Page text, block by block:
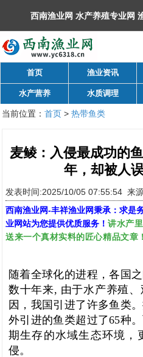
首页 渔业资讯
水产营养 水质调理
当前位置： 首页> 热带鱼类
麦鲮：入侵最成功的
年，却被人
发表时间:2025/10/05 07:55:54 来
西南渔业网-丰祥渔业网秉承：求是
业网站为您提供优质服务！ 讲水产
送来一个真材实料的匠心精品文章！
随着全球化的进程，各国
数十年来, 由于水产养殖
因，我国引进了许多鱼类
外引进的鱼类超过了65种
期生存的水域生态环境，
侵。